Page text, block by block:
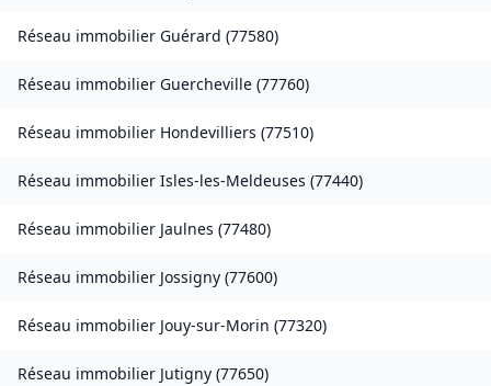
Réseau immobilier Guérard (77580)
Réseau immobilier Guercheville (77760)
Réseau immobilier Hondevilliers (77510)
Réseau immobilier Isles-les-Meldeuses (77440)
Réseau immobilier Jaulnes (77480)
Réseau immobilier Jossigny (77600)
Réseau immobilier Jouy-sur-Morin (77320)
Réseau immobilier Jutigny (77650)